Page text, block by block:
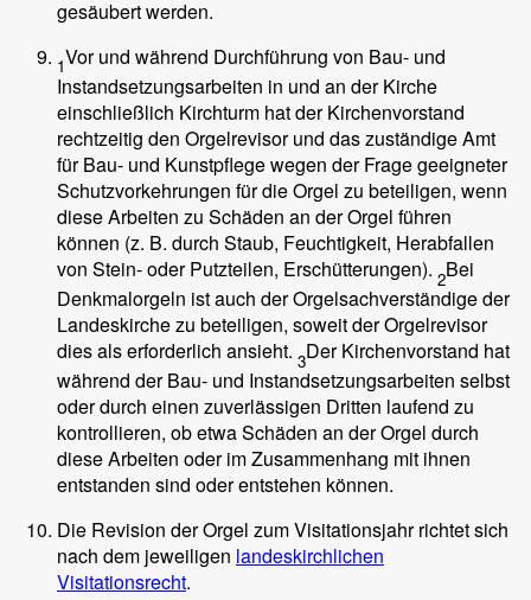
gesäubert werden.
1Vor und während Durchführung von Bau- und
Instandsetzungsarbeiten in und an der Kirche
einschließlich Kirchturm hat der Kirchenvorstand
rechtzeitig den Orgelrevisor und das zuständige Amt
für Bau- und Kunstpflege wegen der Frage geeigneter
Schutzvorkehrungen für die Orgel zu beteiligen, wenn
diese Arbeiten zu Schäden an der Orgel führen
können (z. B. durch Staub, Feuchtigkeit, Herabfallen
von Stein- oder Putzteilen, Erschütterungen). 2Bei
Denkmalorgeln ist auch der Orgelsachverständige der
Landeskirche zu beteiligen, soweit der Orgelrevisor
dies als erforderlich ansieht. 3Der Kirchenvorstand hat
während der Bau- und Instandsetzungsarbeiten selbst
oder durch einen zuverlässigen Dritten laufend zu
kontrollieren, ob etwa Schäden an der Orgel durch
diese Arbeiten oder im Zusammenhang mit ihnen
entstanden sind oder entstehen können.
Die Revision der Orgel zum Visitationsjahr richtet sich
nach dem jeweiligen landeskirchlichen
Visitationsrecht.